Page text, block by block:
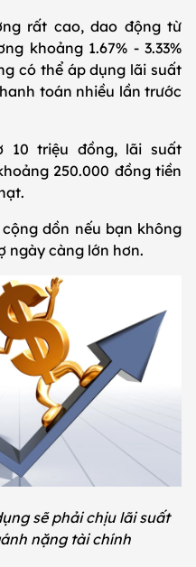
rất cao, dao động từ
khoảng 1.67% - 3.33%
có thể áp dụng lãi suất
toán nhiều lần trước
triệu đồng, lãi suất
250.000 đồng tiền
dồn nếu bạn không
ngày càng lớn hơn.
sẽ phải chịu lãi suất
nặng tài chính